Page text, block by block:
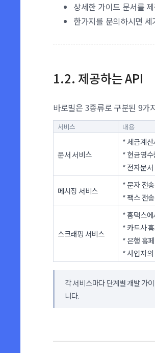
상세한 가이드 문서를
한가지를 문의하시면
제공하는 API
바로빌은 3종류로 구분된 9가
서비스 내용
문서 서비스
* 세금계
* 현금영
* 전자문
메시징 서비스
* 문자 전
* 팩스 전
스크래핑 서비스
* 홈택스
* 카드사
* 은행 홈
* 사업자
각 서비스마다 단계별 개발 가
니다.